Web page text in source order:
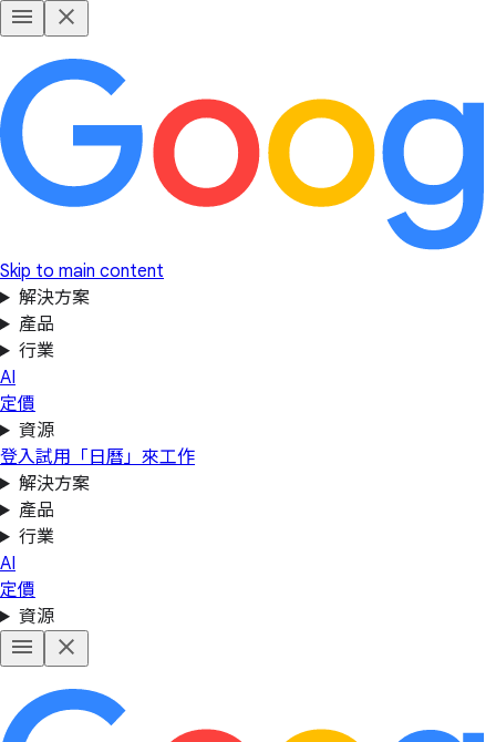
Skip to main content
解決方案
產品
行業
AI
定價
資源
登入試用「日曆」來工作
解決方案
產品
行業
AI
定價
資源